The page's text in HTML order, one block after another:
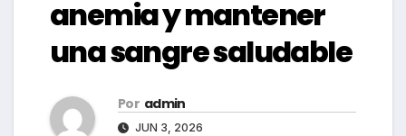
anemia y mantener
una sangre saludable
Por admin
JUN 3, 2026